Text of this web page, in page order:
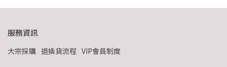
服務資訊
大宗採購 退換貨流程 VIP會員制度